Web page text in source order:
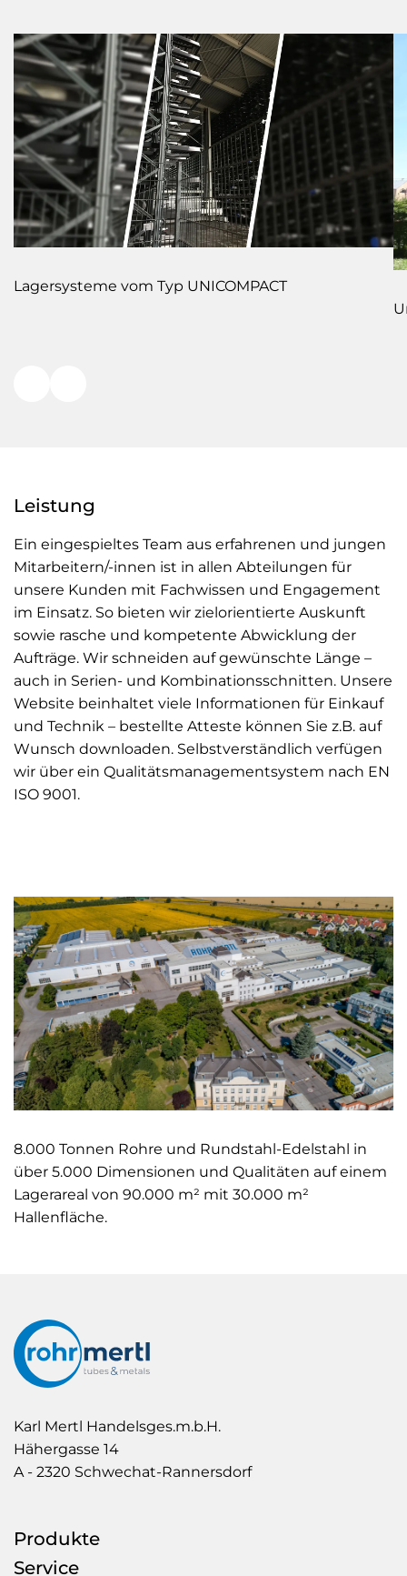
Lagersysteme vom Typ UNICOMPACT
Leistung
Ein eingespieltes Team aus erfahrenen und jungen
Mitarbeitern/-innen ist in allen Abteilungen für
unsere Kunden mit Fachwissen und Engagement
im Einsatz. So bieten wir zielorientierte Auskunft
sowie rasche und kompetente Abwicklung der
Aufträge. Wir schneiden auf gewünschte Länge –
auch in Serien- und Kombinationsschnitten. Unsere
Website beinhaltet viele Informationen für Einkauf
und Technik – bestellte Atteste können Sie z.B. auf
Wunsch downloaden. Selbstverständlich verfügen
wir über ein Qualitätsmanagementsystem nach EN
ISO 9001.
8.000 Tonnen Rohre und Rundstahl-Edelstahl in
über 5.000 Dimensionen und Qualitäten auf einem
Lagerareal von 90.000 m² mit 30.000 m²
Hallenﬂäche.
Mertl
–
Rohr
Karl Mertl Handelsges.m.b.H.
Hähergasse 14
A - 2320 Schwechat-Rannersdorf
Produkte
Service